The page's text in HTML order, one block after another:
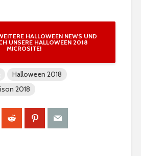
HALLOWEEN NEWS UND
UNSERE HALLOWEEN 2018
MICROSITE!
Halloween 2018
2018